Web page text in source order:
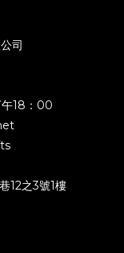
司
18：00
12之3號1樓